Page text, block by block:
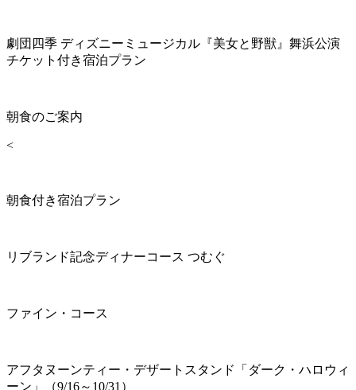
劇団四季 ディズニーミュージカル『美女と野獣』舞浜公演
チケット付き宿泊プラン
朝食のご案内
<
朝食付き宿泊プラン
リブランド記念ディナーコース つむぐ
ファイン・コース
アフタヌーンティー・デザートスタンド「ダーク・ハロウィ
ーン」（9/16～10/31）